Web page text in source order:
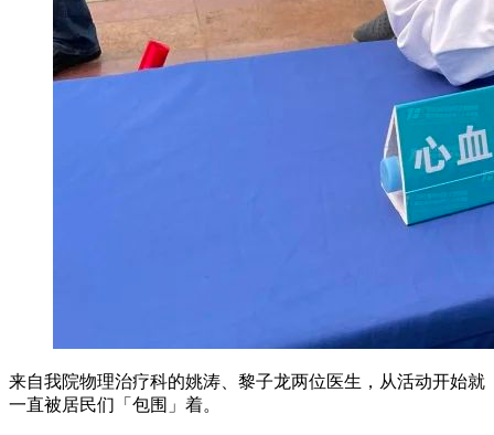
来自我院物理治疗科的姚涛、黎子龙两位医生，从活动开始就
一直被居民们「包围」着。